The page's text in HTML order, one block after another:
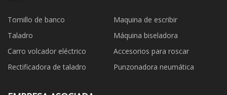
Tornillo de banco
Maquina de escribir
Taladro
Máquina biseladora
Carro volcador eléctrico
Accesorios para roscar
Rectificadora de taladro
Punzonadora neumática